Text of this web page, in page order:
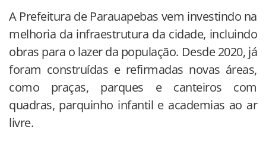
A Prefeitura de Parauapebas vem investindo na
melhoria da infraestrutura da cidade, incluindo
obras para o lazer da população. Desde 2020, já
foram construídas e refirmadas novas áreas,
como praças, parques e canteiros com
quadras, parquinho infantil e academias ao ar
livre.